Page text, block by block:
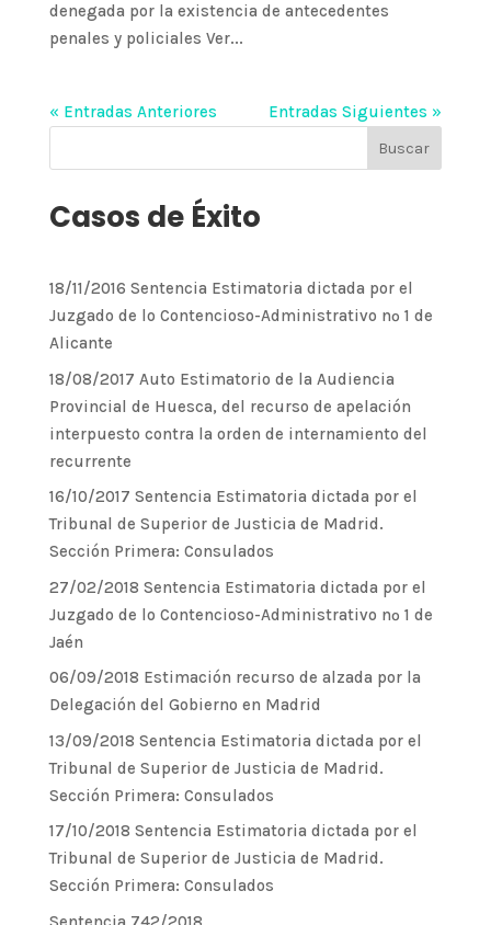
denegada por la existencia de antecedentes
penales y policiales Ver...
« Entradas Anteriores Entradas Siguientes »
Casos de Éxito
18/11/2016 Sentencia Estimatoria dictada por el
Juzgado de lo Contencioso-Administrativo nº 1 de
Alicante
18/08/2017 Auto Estimatorio de la Audiencia
Provincial de Huesca, del recurso de apelación
interpuesto contra la orden de internamiento del
recurrente
16/10/2017 Sentencia Estimatoria dictada por el
Tribunal de Superior de Justicia de Madrid.
Sección Primera: Consulados
27/02/2018 Sentencia Estimatoria dictada por el
Juzgado de lo Contencioso-Administrativo nº 1 de
Jaén
06/09/2018 Estimación recurso de alzada por la
Delegación del Gobierno en Madrid
13/09/2018 Sentencia Estimatoria dictada por el
Tribunal de Superior de Justicia de Madrid.
Sección Primera: Consulados
17/10/2018 Sentencia Estimatoria dictada por el
Tribunal de Superior de Justicia de Madrid.
Sección Primera: Consulados